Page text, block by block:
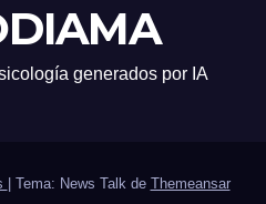
generados por IA
Tema: News Talk de Themeansar